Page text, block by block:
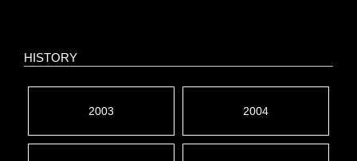
HISTORY
2003 2004